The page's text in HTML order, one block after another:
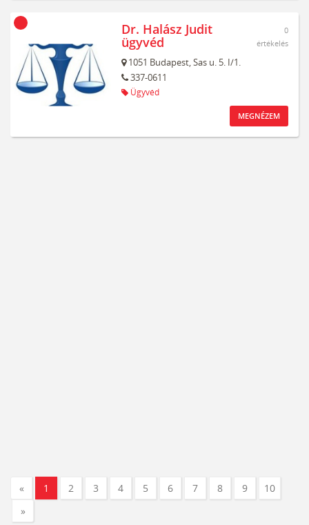
Dr. Halász Judit
ügyvéd
1051 Budapest,Sas u. 5. I/1.
337-0611
Ügyvéd
0
értékelés
MEGNÉZEM
« 1 2 3 4 5 6 7 8 9
10
»